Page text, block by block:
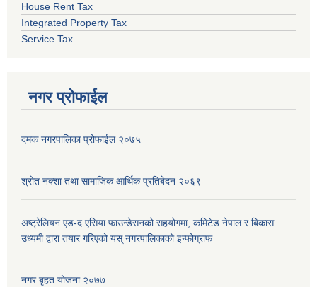
House Rent Tax
Integrated Property Tax
Service Tax
नगर प्रोफाईल
दमक नगरपालिका प्रोफाईल २०७५
श्रोत नक्शा तथा सामाजिक आर्थिक प्रतिबेदन २०६९
अष्ट्रेलियन एड-द एसिया फाउन्डेसनको सहयोगमा, कमिटेड नेपाल र बिकास
उध्यमी द्वारा तयार गरिएको यस् नगरपालिकाको इन्फोग्राफ
नगर बृहत योजना २०७७